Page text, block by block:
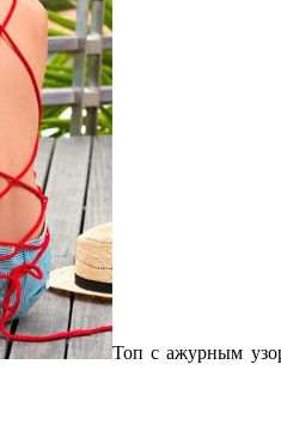
Топ с ажурным